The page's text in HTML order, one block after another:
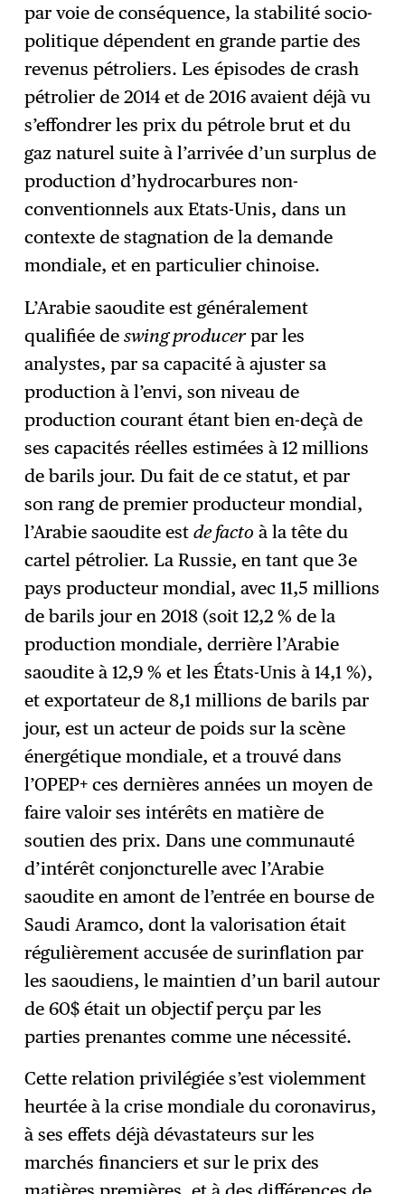
par voie de conséquence, la stabilité socio-
politique dépendent en grande partie des
revenus pétroliers. Les épisodes de crash
pétrolier de 2014 et de 2016 avaient déjà vu
s’effondrer les prix du pétrole brut et du
gaz naturel suite à l’arrivée d’un surplus de
production d’hydrocarbures non-
conventionnels aux Etats-Unis, dans un
contexte de stagnation de la demande
mondiale, et en particulier chinoise.
L’Arabie saoudite est généralement
qualifiée deswing producerpar les
analystes, par sa capacité à ajuster sa
production à l’envi, son niveau de
production courant étant bien en-deçà de
ses capacités réelles estimées à 12 millions
de barils jour. Du fait de ce statut, et par
son rang de premier producteur mondial,
l’Arabie saoudite estde facto à la tête du
cartel pétrolier. La Russie, en tant que 3e
pays producteur mondial, avec 11,5 millions
de barils jour en 2018 (soit 12,2 % de la
production mondiale, derrière l’Arabie
saoudite à 12,9 % et les États-Unis à 14,1 %),
et exportateur de 8,1 millions de barils par
jour, est un acteur de poids sur la scène
énergétique mondiale, et a trouvé dans
l’OPEP+ ces dernières années un moyen de
faire valoir ses intérêts en matière de
soutien des prix. Dans une communauté
d’intérêt conjoncturelle avec l’Arabie
saoudite en amont de l’entrée en bourse de
Saudi Aramco, dont la valorisation était
régulièrement accusée de surinflation par
les saoudiens, le maintien d’un baril autour
de 60$ était un objectif perçu par les
parties prenantes comme une nécessité.
Cette relation privilégiée s’est violemment
heurtée à la crise mondiale du coronavirus,
à ses effets déjà dévastateurs sur les
marchés financiers et sur le prix des